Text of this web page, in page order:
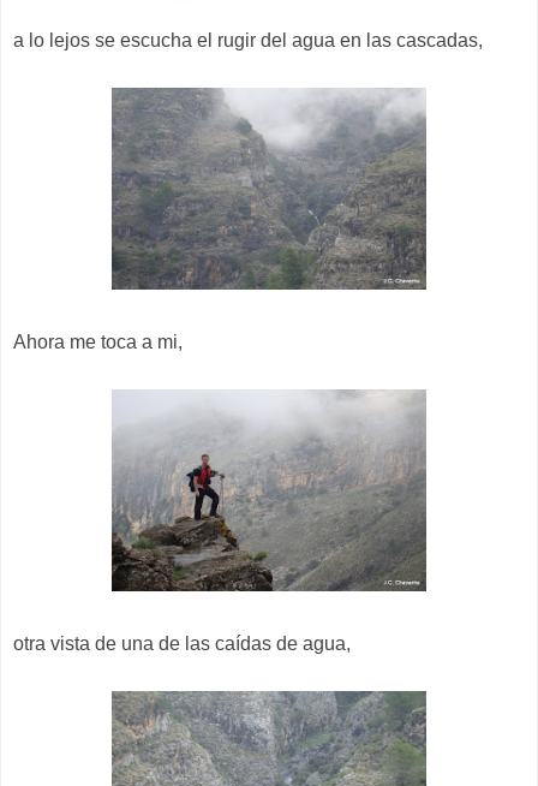
a lo lejos se escucha el rugir del agua en las cascadas,
Ahora me toca a mi,
otra vista de una de las caídas de agua,